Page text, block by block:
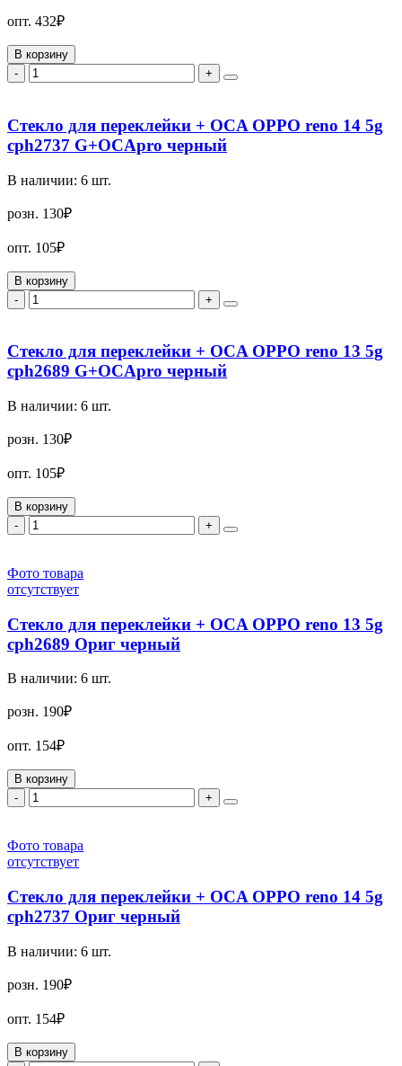
опт. 432₽
В корзину
-
+
Стекло для переклейки + OCA OPPO reno 14 5g
cph2737 G+OCApro черный
В наличии: 6 шт.
розн. 130₽
опт. 105₽
В корзину
-
+
Стекло для переклейки + OCA OPPO reno 13 5g
cph2689 G+OCApro черный
В наличии: 6 шт.
розн. 130₽
опт. 105₽
В корзину
-
+
Фото товара
отсутствует
Стекло для переклейки + OCA OPPO reno 13 5g
cph2689 Ориг черный
В наличии: 6 шт.
розн. 190₽
опт. 154₽
В корзину
-
+
Фото товара
отсутствует
Стекло для переклейки + OCA OPPO reno 14 5g
cph2737 Ориг черный
В наличии: 6 шт.
розн. 190₽
опт. 154₽
В корзину